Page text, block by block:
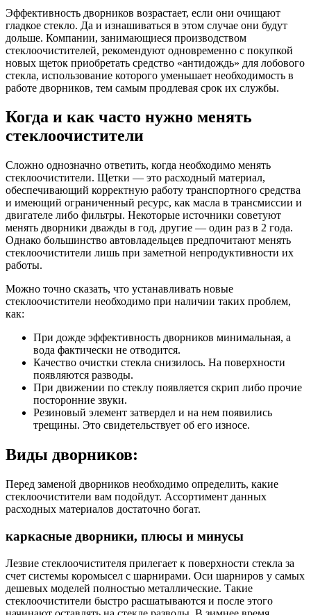
Эффективность дворников возрастает, если они очищают
гладкое стекло. Да и изнашиваться в этом случае они будут
дольше. Компании, занимающиеся производством
стеклоочистителей, рекомендуют одновременно с покупкой
новых щеток приобретать средство «антидождь» для лобового
стекла, использование которого уменьшает необходимость в
работе дворников, тем самым продлевая срок их службы.
Когда и как часто нужно менять
стеклоочистители
Сложно однозначно ответить, когда необходимо менять
стеклоочистители. Щетки — это расходный материал,
обеспечивающий корректную работу транспортного средства
и имеющий ограниченный ресурс, как масла в трансмиссии и
двигателе либо фильтры. Некоторые источники советуют
менять дворники дважды в год, другие — один раз в 2 года.
Однако большинство автовладельцев предпочитают менять
стеклоочистители лишь при заметной непродуктивности их
работы.
Можно точно сказать, что устанавливать новые
стеклоочистители необходимо при наличии таких проблем,
как:
При дожде эффективность дворников минимальная, а
вода фактически не отводится.
Качество очистки стекла снизилось. На поверхности
появляются разводы.
При движении по стеклу появляется скрип либо прочие
посторонние звуки.
Резиновый элемент затвердел и на нем появились
трещины. Это свидетельствует об его износе.
Виды дворников:
Перед заменой дворников необходимо определить, какие
стеклоочистители вам подойдут. Ассортимент данных
расходных материалов достаточно богат.
каркасные дворники, плюсы и минусы
Лезвие стеклоочистителя прилегает к поверхности стекла за
счет системы коромысел с шарнирами. Оси шарниров у самых
дешевых моделей полностью металлические. Такие
стеклоочистители быстро расшатываются и после этого